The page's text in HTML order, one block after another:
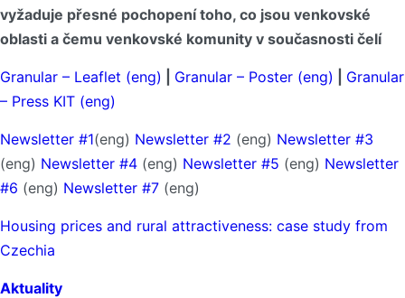
vyžaduje přesné pochopení toho, co jsou venkovské
oblasti a čemu venkovské komunity v současnosti čelí
Granular – Leaflet (eng) Granular – Poster (eng)
Granular
– Press KIT (eng)
Newsletter #1(eng) Newsletter #2 (eng) Newsletter #3
(eng) Newsletter #4 (eng) Newsletter #5 (eng) Newsletter
#6 (eng) Newsletter #7 (eng)
Housing prices and rural attractiveness: case study from
Czechia
Aktuality